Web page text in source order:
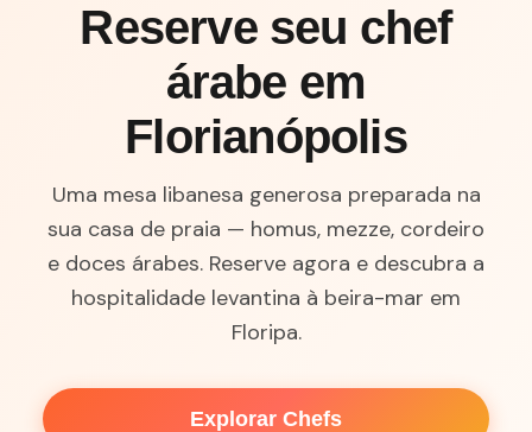
Reserve seu chef
árabe em
Florianópolis
Uma mesa libanesa generosa preparada na
sua casa de praia — homus, mezze, cordeiro
e doces árabes. Reserve agora e descubra a
hospitalidade levantina à beira-mar em
Floripa.
Explorar Chefs